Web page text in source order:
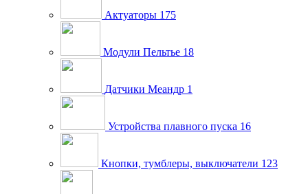
Актуаторы 175
Модули Пельтье 18
Датчики Меандр 1
Устройства плавного пуска 16
Кнопки, тумблеры, выключатели 123